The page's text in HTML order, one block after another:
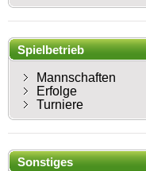
Spielbetrieb
Mannschaften
Erfolge
Turniere
Sonstiges